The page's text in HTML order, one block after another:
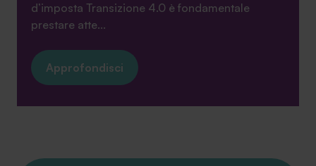
d’imposta Transizione 4.0 è fondamentale
prestare atte...
Approfondisci